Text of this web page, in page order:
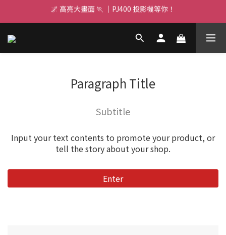
🌌 高亮大畫面 🏃 ｜PJ400 投影機等你！
🌌 高亮大畫面 🏃 ｜PJ400 投影機等你！
SWITCH 2 四支手把齊充⚡｜隨時開局
Paragraph Title
Subtitle
Input your text contents to promote your product, or
tell the story about your shop.
Enter